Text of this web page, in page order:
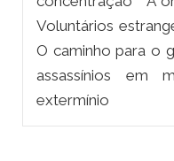
Voluntários
O caminho para o
assassínios em
extermínio